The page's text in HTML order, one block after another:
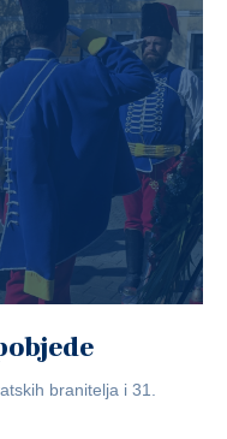
branitelja i 31.